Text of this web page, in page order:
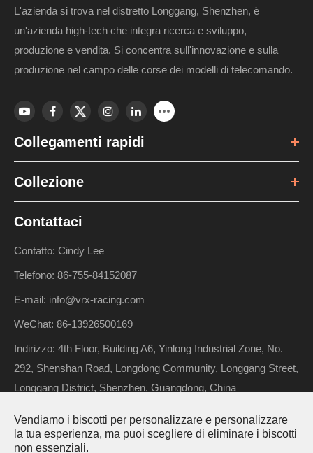
L'azienda si trova nel distretto Longgang, Shenzhen, è
un'azienda high-tech che integra ricerca e sviluppo,
produzione e vendita. Si concentra sull'innovazione e sulla
produzione nel campo delle corse dei modelli di telecomando.
Collegamenti rapidi
Collezione
Contattaci
Contatto: Cindy Lee
Telefono: 86-755-84152087
E-mail: info@vrx-racing.com
WeChat: 86-13926500169
Indirizzo: 4th Floor, Building A6, Yinlong Industrial Zone, No.
292, Shenshan Road, Longdong Community, Longgang Street,
Longgang District, Shenzhen, Guangdong, China
Diritto d'autore ©
Vendiamo i biscotti per personalizzare e personalizzare
la tua esperienza, ma puoi scegliere di eliminare i biscotti
non essenziali.